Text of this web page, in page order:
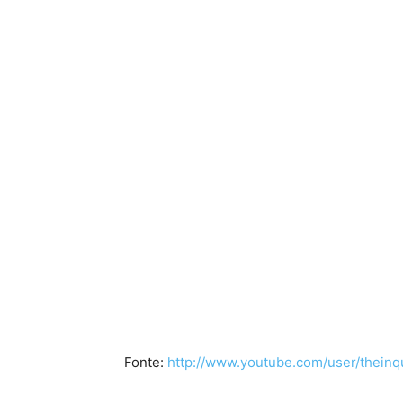
Fonte: http://www.youtube.com/user/